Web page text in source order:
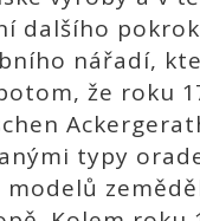
dalšího
nářadí,
že roku
typy